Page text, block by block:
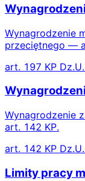
Wynagrodzenie
przeciętnego —
art. 197 KP
Wynagrodzenie
art. 142 KP.
art. 142 KP
Limity pracy